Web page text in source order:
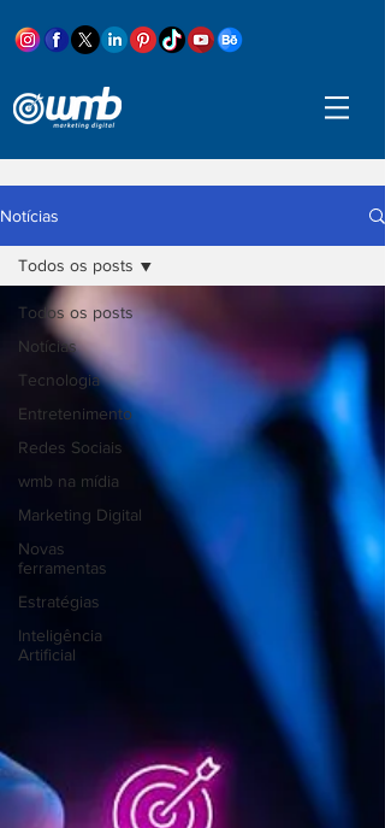
Notícias
Todos os posts
Notícias
Tecnologia
Entretenimento
Redes Sociais
wmb na mídia
Marketing Digital
Novas
ferramentas
Estratégias
Inteligência
Artificial
Todos os posts